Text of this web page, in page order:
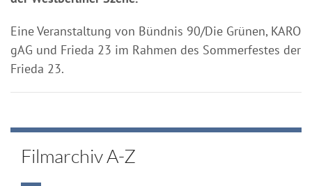
Eine Veranstaltung von Bündnis 90/Die Grünen, KARO
gAG und Frieda 23 im Rahmen des Sommerfestes der
Frieda 23.
Filmarchiv A-Z